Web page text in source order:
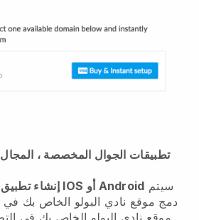
تطبيقات الجوال المخصصة ، المجال
إنشاء تطبيق IOS أو Android سيتم
دمج موقع نادي البولو الخاص بك في